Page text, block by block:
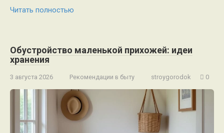
Читать полностью
Обустройство маленькой прихожей: идеи
хранения
3 августа 2026 Рекомендации в быту stroygorodok 0